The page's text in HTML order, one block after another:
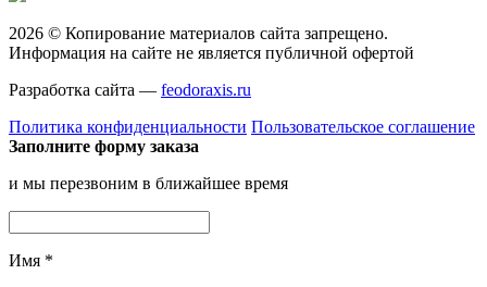
2026 © Копирование материалов сайта запрещено.
Информация на сайте не является публичной офертой
Разработка сайта — feodoraxis.ru
Политика конфиденциальности Пользовательское соглашение
Заполните форму заказа
и мы перезвоним в ближайшее время
Имя *